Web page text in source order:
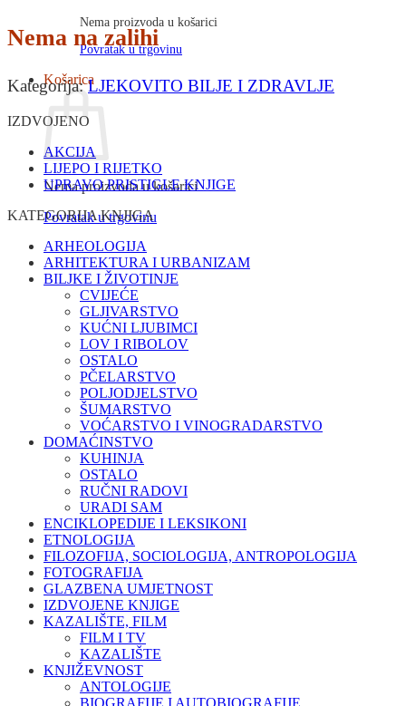
Nema proizvoda u košarici
Povratak u trgovinu
Košarica
Nema proizvoda u košarici
Povratak u trgovinu
Nema na zalihi
Kategorija:LJEKOVITO BILJE I ZDRAVLJE
IZDVOJENO
AKCIJA
LIJEPO I RIJETKO
UPRAVO PRISTIGLE KNJIGE
KATEGORIJA KNJIGA
ARHEOLOGIJA
ARHITEKTURA I URBANIZAM
BILJKE I ŽIVOTINJE
CVIJEĆE
GLJIVARSTVO
KUĆNI LJUBIMCI
LOV I RIBOLOV
OSTALO
PČELARSTVO
POLJODJELSTVO
ŠUMARSTVO
VOĆARSTVO I VINOGRADARSTVO
DOMAĆINSTVO
KUHINJA
OSTALO
RUČNI RADOVI
URADI SAM
ENCIKLOPEDIJE I LEKSIKONI
ETNOLOGIJA
FILOZOFIJA, SOCIOLOGIJA, ANTROPOLOGIJA
FOTOGRAFIJA
GLAZBENA UMJETNOST
IZDVOJENE KNJIGE
KAZALIŠTE, FILM
FILM I TV
KAZALIŠTE
KNJIŽEVNOST
ANTOLOGIJE